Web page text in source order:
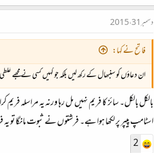
دسمبر 31، 2015
فاتح نے کہا:
ان دعاؤں کو سنبھال کے رکھ لیں بلکہ جو کہیں کسی نے
بالکل بالکل۔ سائز کا فریم نہیں مل رہا ورنہ یہ مراسلہ
اسٹامپ پیپر پر لکھا ہوا ہے۔ فرشتوں نے ثبوت مانگا تو
2